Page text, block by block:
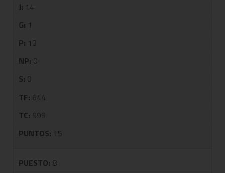
J: 14
G: 1
P: 13
NP: 0
S: 0
TF: 644
TC: 999
PUNTOS: 15
PUESTO: 8